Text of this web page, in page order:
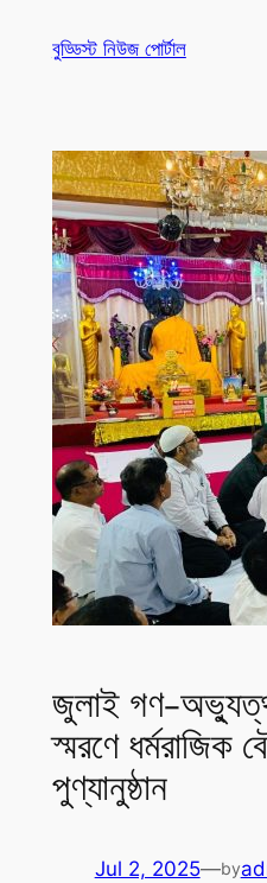
বুড্ডিস্ট নিউজ পোর্টাল
জুলাই গণ-
স্মরণে ধর্মরাজিক
পুণ্যানুষ্ঠান
Jul 2, 2025—by